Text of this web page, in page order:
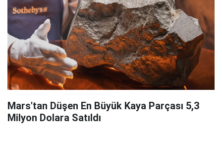
Mars'tan Düşen En Büyük Kaya Parçası 5,3
Milyon Dolara Satıldı